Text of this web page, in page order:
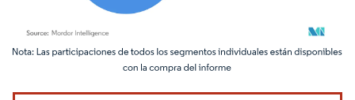
Imagen © Mordor Intelligence. El uso requiere atribución según CC BY 4.0.